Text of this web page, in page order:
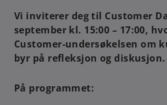
Vi inviterer deg til Customer
september kl. 15:00 – 17:00,
Customer-undersøkelsen om
byr på refleksjon og diskusjon.
På programmet: